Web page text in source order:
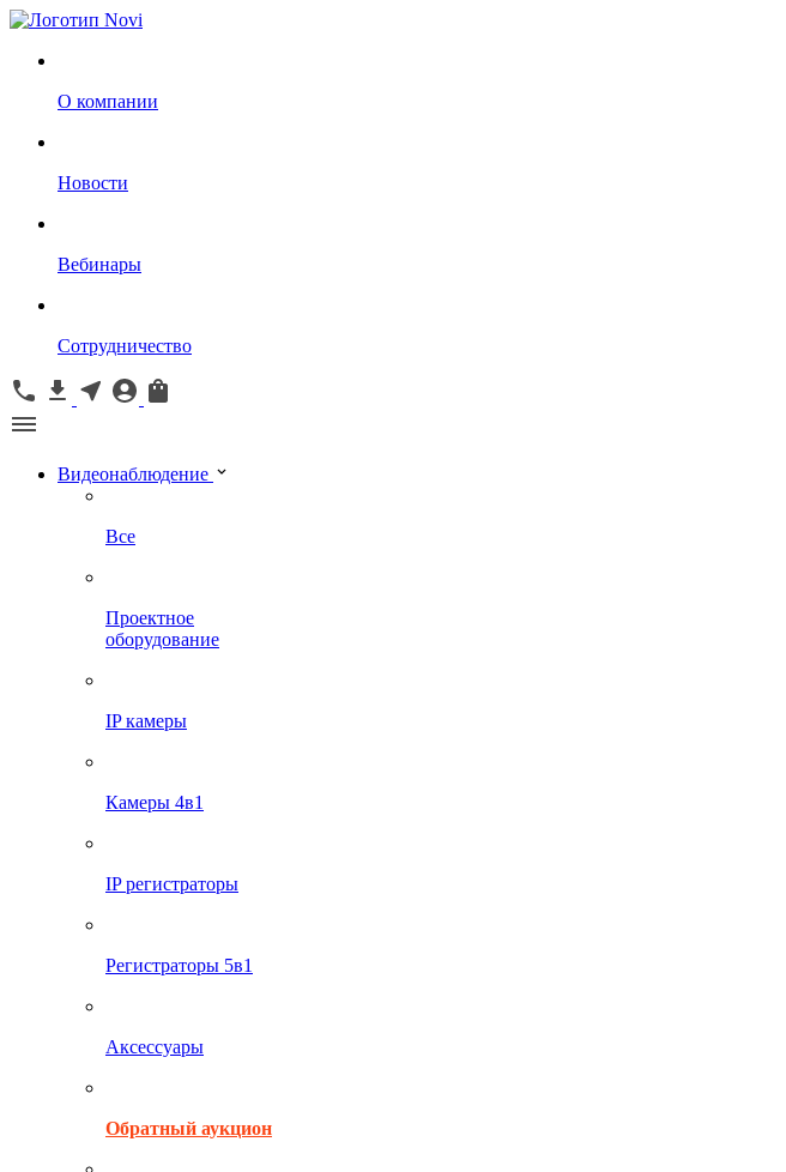
О компании
Новости
Вебинары
Сотрудничество
Видеонаблюдение
Все
Проектное
оборудование
IP камеры
Камеры 4в1
IP регистраторы
Регистраторы 5в1
Аксессуары
Обратный аукцион